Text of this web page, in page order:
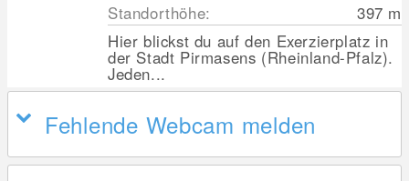
Standorthöhe: 397 m
Hier blickst du auf den Exerzierplatz in
der Stadt Pirmasens (Rheinland-Pfalz).
Jeden...
Fehlende Webcam melden